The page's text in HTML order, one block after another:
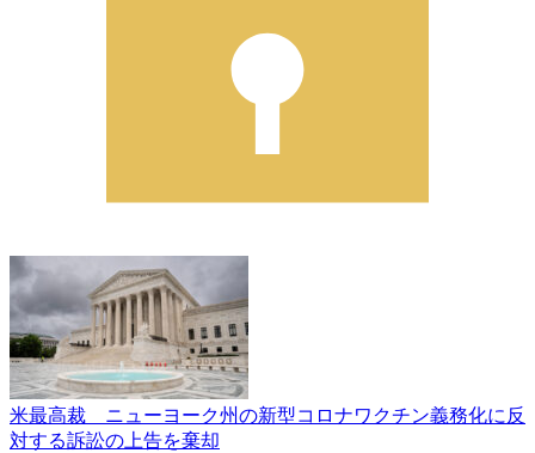
米最高裁 ニューヨーク州の新型コロナワクチン義務化に反
対する訴訟の上告を棄却